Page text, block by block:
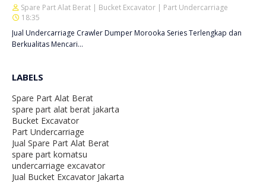
Spare Part Alat Berat | Bucket Excavator | Part Undercarriage
18:35
Jual Undercarriage Crawler Dumper Morooka Series Terlengkap dan
Berkualitas Mencari…
LABELS
Spare Part Alat Berat
spare part alat berat jakarta
Bucket Excavator
Part Undercarriage
Jual Spare Part Alat Berat
spare part komatsu
undercarriage excavator
Jual Bucket Excavator Jakarta